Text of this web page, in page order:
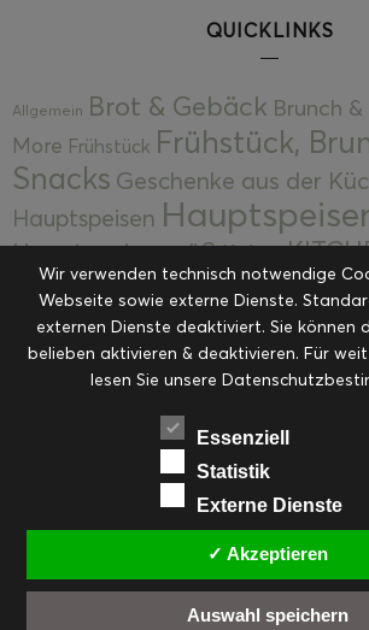
QUICKLINKS
Allgemein Brot & Gebäck Brunch &
More Frühstück Frühstück,
Snacks Geschenke aus der
Hauptspeisen
Hauptspeisen süßKekse
Kuchen, Torten &
Desserts Kulinarik Kulinarische
Eingemachtes Ohne Kategorie
RezepteSaisonalSlider
Suppen, Salate &
Vorspeisen, Salate &
Weihnachten Workshops & Events
Wir verwenden technisch notwendige
Webseite sowie externe Dienste.
externen Dienste deaktiviert. Sie können
belieben aktivieren & deaktivieren. Für
lesen Sie unsere
Essenziell
Statistik
Externe Dienste
✓ Akzeptieren
Auswahl speichern